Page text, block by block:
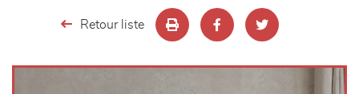
Retour liste